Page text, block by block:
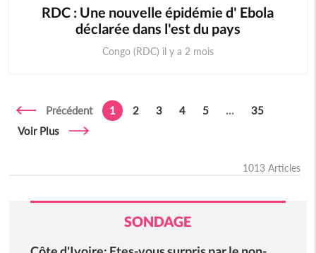
RDC : Une nouvelle épidémie d' Ebola
déclarée dans l'est du pays
Congo (RDC) il y a 2 mois
Précédent 1 2 3 4 5 ...
35
Voir Plus
1013 Articles
SONDAGE